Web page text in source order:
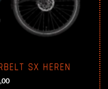
SX HEREN